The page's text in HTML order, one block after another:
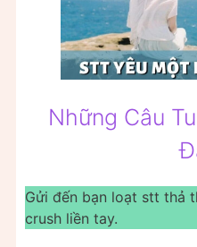
Những Câu
Gửi đến bạn loạt stt thả
crush liền tay.